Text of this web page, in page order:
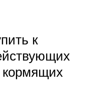
к
кормящих